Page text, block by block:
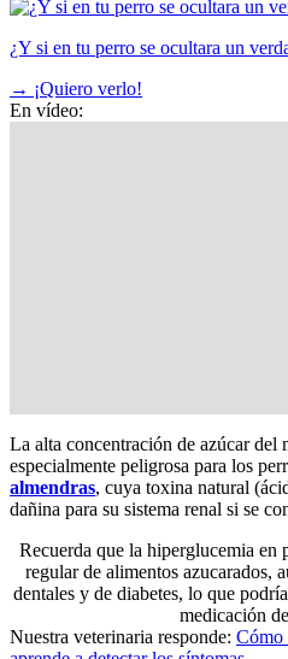
¿Y si en tu perro se ocultara un
→ ¡Quiero verlo!
En vídeo:
La alta concentración de azúcar del
especialmente peligrosa para los
almendras, cuya toxina natural
dañina para su sistema renal si se
Recuerda que la hiperglucemia en
regular de alimentos azucarados,
dentales y de diabetes, lo que
medicación
Nuestra veterinaria responde: Cómo